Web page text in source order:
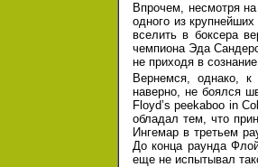
Впрочем, несмотря
одного из
вселить в боксера
чемпиона Эда
не приходя в
Вернемся, однако,
наверно, не боялся
Floyd’s peekaboo in
обладал тем, что
Ингемар в третьем
До конца раунда
еще не испытывал